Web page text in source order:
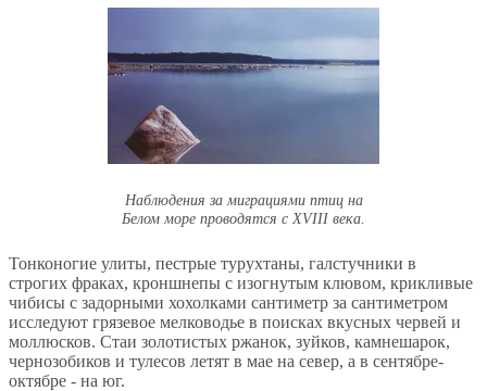
Наблюдения за миграциями птиц на
Белом море проводятся с XVIII века.
Тонконогие улиты, пестрые турухтаны, галстучники в
строгих фраках, кроншнепы с изогнутым клювом, крикливые
чибисы с задорными хохолками сантиметр за сантиметром
исследуют грязевое мелководье в поисках вкусных червей и
моллюсков. Стаи золотистых ржанок, зуйков, камнешарок,
чернозобиков и тулесов летят в мае на север, а в сентябре-
октябре - на юг.